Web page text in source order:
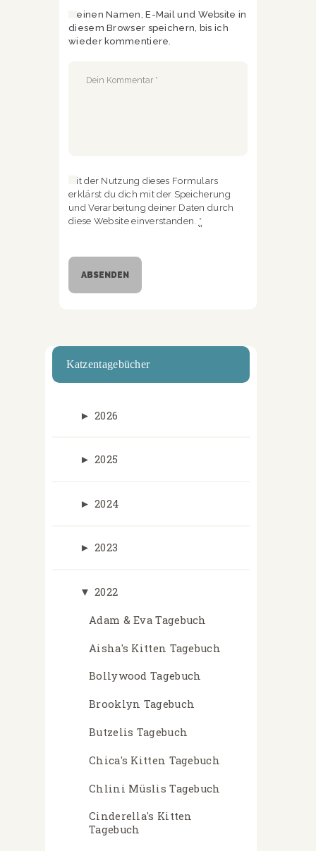
Meinen Namen, E-Mail und Website in
diesem Browser speichern, bis ich
wieder kommentiere.
Mit der Nutzung dieses Formulars
erklärst du dich mit der Speicherung
und Verarbeitung deiner Daten durch
diese Website einverstanden. *
Katzentagebücher
► 2026
► 2025
► 2024
► 2023
▼ 2022
Adam & Eva Tagebuch
Aisha's Kitten Tagebuch
Bollywood Tagebuch
Brooklyn Tagebuch
Butzelis Tagebuch
Chica's Kitten Tagebuch
Chlini Müslis Tagebuch
Cinderella's Kitten
Tagebuch